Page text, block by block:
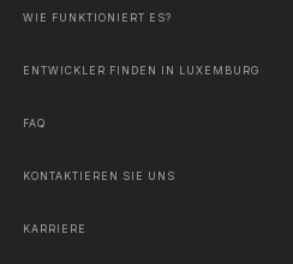
WIE FUNKTIONIERT ES?
ENTWICKLER FINDEN IN LUXEMBURG
FAQ
KONTAKTIEREN SIE UNS
KARRIERE